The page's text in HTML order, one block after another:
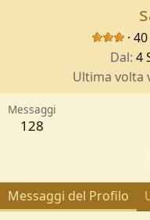
· 40
Dal 4
Ultima volta
Messaggi
128
Messaggi del Profilo